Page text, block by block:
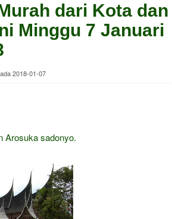
dari Kota dan
Minggu 7 Januari
2018-01-07
Arosuka sadonyo.